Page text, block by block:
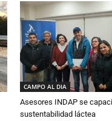
CAMPO AL DIA
Asesores INDAP se
sustentabilidad láctea